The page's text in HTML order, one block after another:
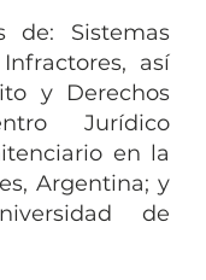
de: Sistemas
así
y Derechos
Jurídico
en la
Argentina; y
de